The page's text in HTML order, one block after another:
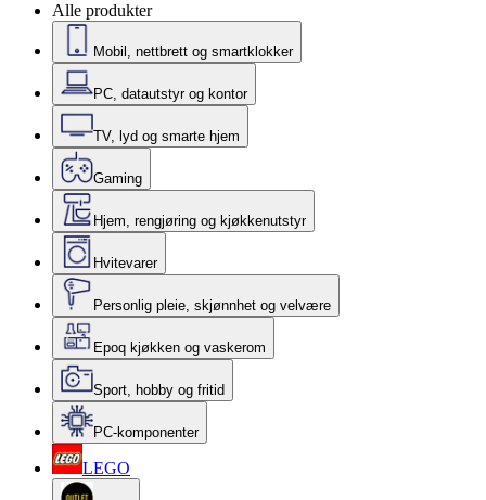
Alle produkter
Mobil, nettbrett og smartklokker
PC, datautstyr og kontor
TV, lyd og smarte hjem
Gaming
Hjem, rengjøring og kjøkkenutstyr
Hvitevarer
Personlig pleie, skjønnhet og velvære
Epoq kjøkken og vaskerom
Sport, hobby og fritid
PC-komponenter
LEGO